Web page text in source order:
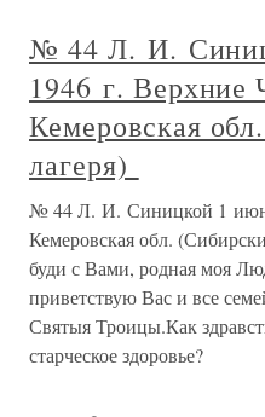
№ 44 Л. И.
1946 г. Верхние
Кемеровская
лагеря)
№ 44 Л. И. Синицкой 1
Кемеровская обл.
буди с Вами, родная моя
приветствую Вас и все
Святыя Троицы.Как
старческое здоровье?